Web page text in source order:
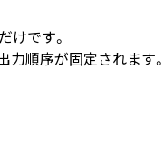
けです。
順序が固定されます。